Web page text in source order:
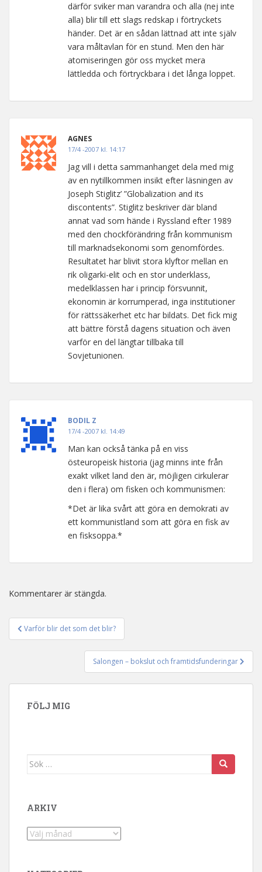
därför sviker man varandra och alla (nej inte
alla) blir till ett slags redskap i förtryckets
händer. Det är en sådan lättnad att inte själv
vara måltavlan för en stund. Men den här
atomiseringen gör oss mycket mera
lättledda och förtryckbara i det långa loppet.
AGNES
17/4 -2007 kl. 14:17
Jag vill i detta sammanhanget dela med mig
av en nytillkommen insikt efter läsningen av
Joseph Stiglitz’ ”Globalization and its
discontents”. Stiglitz beskriver där bland
annat vad som hände i Ryssland efter 1989
med den chockförändring från kommunism
till marknadsekonomi som genomfördes.
Resultatet har blivit stora klyftor mellan en
rik oligarki-elit och en stor underklass,
medelklassen har i princip försvunnit,
ekonomin är korrumperad, inga institutioner
för rättssäkerhet etc har bildats. Det fick mig
att bättre förstå dagens situation och även
varför en del längtar tillbaka till
Sovjetunionen.
BODIL Z
17/4 -2007 kl. 14:49
Man kan också tänka på en viss
östeuropeisk historia (jag minns inte från
exakt vilket land den är, möjligen cirkulerar
den i flera) om fisken och kommunismen:
*Det är lika svårt att göra en demokrati av
ett kommunistland som att göra en fisk av
en fisksoppa.*
Kommentarer är stängda.
Inläggsnavigering
Varför blir det som det blir?
Salongen – bokslut och framtidsfunderingar
FÖLJ MIG
Sök efter:
ARKIV
Arkiv